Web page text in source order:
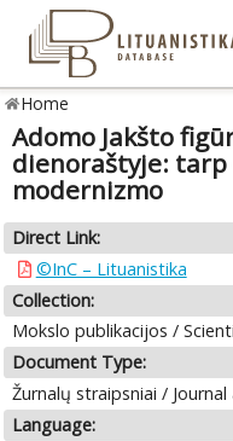
Home
Adomo Jakšto
dienoraštyje:
modernizmo
Direct Link:
©InC – Lituanistika
Collection:
Mokslo publikacijos /
Document Type:
Žurnalų straipsniai / Journal
Language: